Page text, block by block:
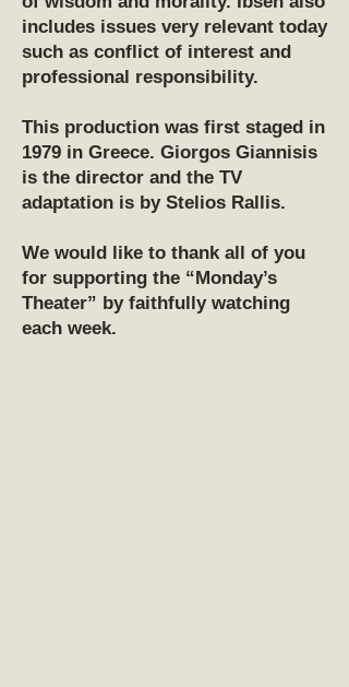
includes issues very relevant today
such as conflict of interest and
professional responsibility.
This production was first staged in
1979 in Greece. Giorgos Giannisis
is the director and the TV
adaptation is by Stelios Rallis.
We would like to thank all of you
for supporting the “Monday’s
Theater” by faithfully watching
each week.